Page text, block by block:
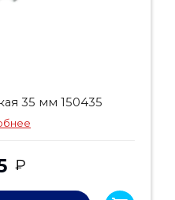
35 мм 150435
₽